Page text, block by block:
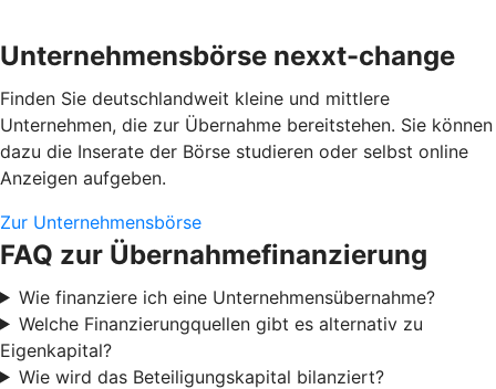
Unternehmensbörse nexxt-change
Finden Sie deutschlandweit kleine und mittlere
Unternehmen, die zur Übernahme bereitstehen. Sie können
dazu die Inserate der Börse studieren oder selbst online
Anzeigen aufgeben.
Zur Unternehmensbörse
FAQ zur Übernahmefinanzierung
Wie finanziere ich eine Unternehmensübernahme?
Welche Finanzierungquellen gibt es alternativ zu
Eigenkapital?
Wie wird das Beteiligungskapital bilanziert?